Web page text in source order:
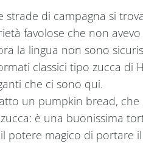
strade di campagna si
favolose che non
la lingua non sono
classici tipo zucca di
che ci sono qui.
un pumpkin bread,
è una buonissima
potere magico di portare